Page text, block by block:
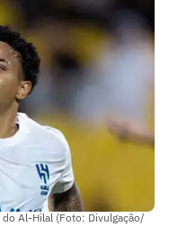
Al-Hilal (Foto: Divulgação/